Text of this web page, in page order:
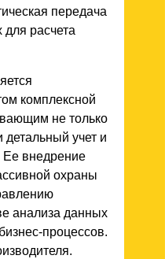
передача
расчета
комплексной
не только
учет и
Ее внедрение
охраны
анализа данных
процессов.